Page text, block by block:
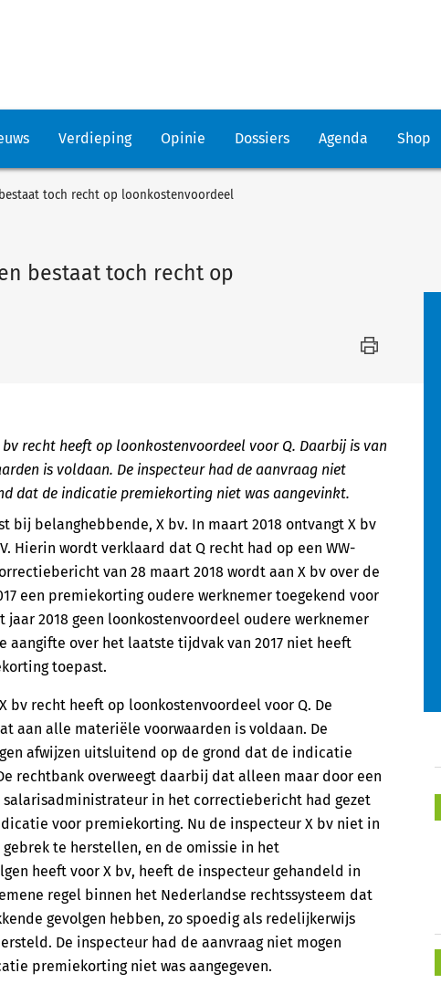
Verdieping Opinie Dossiers Agenda Shop
toch recht op loonkostenvoordeel
bestaat toch recht op
recht heeft op loonkostenvoordeel voor Q. Daarbij is van
is voldaan. De inspecteur had de aanvraag niet
dat de indicatie premiekorting niet was aangevinkt.
bij belanghebbende, X bv. In maart 2018 ontvangt X bv
Hierin wordt verklaard dat Q recht had op een WW-
van 28 maart 2018 wordt aan X bv over de
een premiekorting oudere werknemer toegekend voor
jaar 2018 geen loonkostenvoordeel oudere werknemer
aangifte over het laatste tijdvak van 2017 niet heeft
toepast.
bv recht heeft op loonkostenvoordeel voor Q. De
aan alle materiële voorwaarden is voldaan. De
afwijzen uitsluitend op de grond dat de indicatie
rechtbank overweegt daarbij dat alleen maar door een
in het correctiebericht had gezet
voor premiekorting. Nu de inspecteur X bv niet in
te herstellen, en de omissie in het
heeft voor X bv, heeft de inspecteur gehandeld in
regel binnen het Nederlandse rechtssysteem dat
gevolgen hebben, zo spoedig als redelijkerwijs
De inspecteur had de aanvraag niet mogen
premiekorting niet was aangegeven.